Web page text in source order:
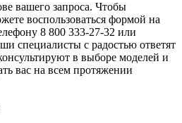
вашего запроса. Чтобы
воспользоваться формой на
8 800 333-27-32 или
специалисты с радостью ответят
в выборе моделей и
вас на всем протяжении